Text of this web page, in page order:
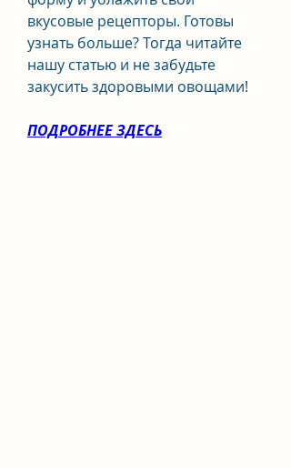
вкусовые рецепторы. Готовы
узнать больше? Тогда читайте
нашу статью и не забудьте
закусить здоровыми овощами!
ПОДРОБНЕЕ ЗДЕСЬ